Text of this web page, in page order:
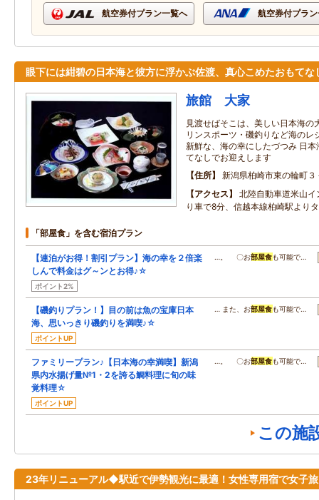
航空券付プラン一覧へ 航空券付プラ
眼下には紺碧の日本海と彼方に浮かぶ佐渡、真心こめたおもてな
旅館 大家
見渡せばそこは、美しい日本海の
リンスポーツ・磯釣りなど海のレ
新鮮な、海の幸にしたづつみ 日
てなしでお迎えします
住所
新潟県柏崎市東の輪町３
アクセス
北陸自動車道米山
り車で8分、信越本線柏崎駅より
「部屋食」を含む宿泊プラン
【連泊がお得！割引プラン】海の幸を２倍楽
しんで料金はグ～ンとお得♪☆
ポイント2%
…。 〇お部屋食も可能で…
【磯釣りプラン！】目の前は魚の宝庫日本
海、思いっきり磯釣りを満喫♪☆
ポイントUP
… また、お部屋食も可能で…
ファミリープラン♪【日本海の幸満喫】新潟
県内水揚げ量№1・2を誇る鯛料理に旬の味
覚料理☆
ポイントUP
…。 〇お部屋食も可能で…
この施
23年リニューアル◆駅近で伊勢観光に最適！女性専用宿で女子